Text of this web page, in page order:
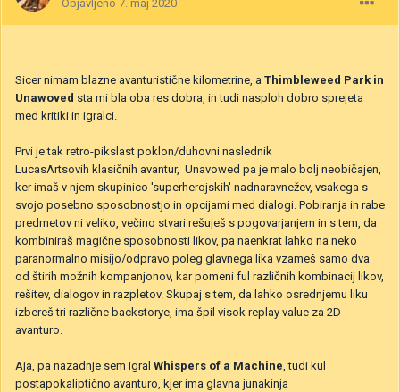
Objavljeno 7. maj 2020
Sicer nimam blazne avanturistične kilometrine, a Thimbleweed Park in
Unawoved sta mi bla oba res dobra, in tudi nasploh dobro sprejeta
med kritiki in igralci.
Prvi je tak retro-pikslast poklon/duhovni naslednik
LucasArtsovih klasičnih avantur, Unavowed pa je malo bolj neobičajen,
ker imaš v njem skupinico 'superherojskih' nadnaravnežev, vsakega s
svojo posebno sposobnostjo in opcijami med dialogi. Pobiranja in rabe
predmetov ni veliko, večino stvari rešuješ s pogovarjanjem in s tem, da
kombiniraš magične sposobnosti likov, pa naenkrat lahko na neko
paranormalno misijo/odpravo poleg glavnega lika vzameš samo dva
od štirih možnih kompanjonov, kar pomeni ful različnih kombinacij likov,
rešitev, dialogov in razpletov. Skupaj s tem, da lahko osrednjemu liku
izbereš tri različne backstorye, ima špil visok replay value za 2D
avanturo.
Aja, pa nazadnje sem igral Whispers of a Machine, tudi kul
postapokaliptično avanturo, kjer ima glavna junakinja